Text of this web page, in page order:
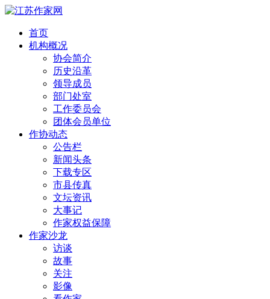
首页
机构概况
协会简介
历史沿革
领导成员
部门处室
工作委员会
团体会员单位
作协动态
公告栏
新闻头条
下载专区
市县传真
文坛资讯
大事记
作家权益保障
作家沙龙
访谈
故事
关注
影像